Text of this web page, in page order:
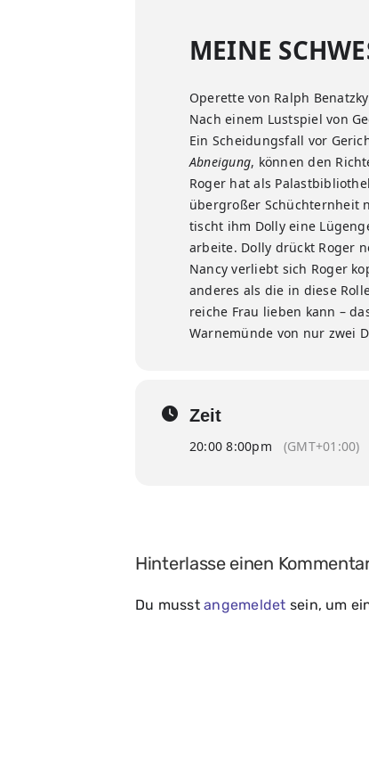
MEINE
Operette von Ralph
Nach einem Lustspiel von
Ein Scheidungsfall vor
Abneigung, können den
Roger hat als
übergroßer Schüchternheit
tischt ihm Dolly eine
arbeite. Dolly drückt Roger
Nancy verliebt sich Roger
anderes als die in diese
reiche Frau lieben kann –
Warnemünde von nur zwei
Zeit
20:00 8:00pm (GMT+01:00)
Hinterlasse einen
Du musstangemeldet sein, um